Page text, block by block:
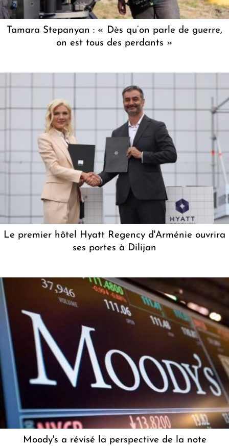
Tamara Stepanyan : « Dès qu’on parle de guerre,
on est tous des perdants »
Le premier hôtel Hyatt Regency d'Arménie ouvrira
ses portes à Dilijan
Moody's a révisé la perspective de la note